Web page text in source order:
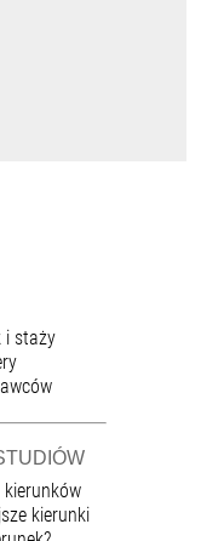
i staży
kierunki